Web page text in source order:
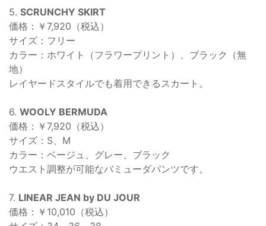
5. SCRUNCHY SKIRT
価格：￥7,920（税込）
サイズ：フリー
カラー：ホワイト（フラワープリント）、ブラック（無
地）
レイヤードスタイルでも着用できるスカート。
6. WOOLY BERMUDA
価格：￥7,920（税込）
サイズ：S、M
カラー：ベージュ、グレー、ブラック
ウエスト調整が可能なバミューダパンツです。
7. LINEAR JEAN by DU JOUR
価格：￥10,010（税込）